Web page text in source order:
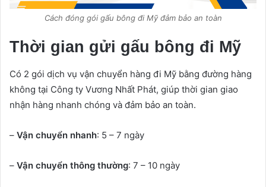
Cách đóng gói gấu bông đi Mỹ đảm bảo an toàn
Thời gian gửi gấu bông đi Mỹ
Có 2 gói dịch vụ vận chuyển hàng đi Mỹ bằng đường hàng
không tại Công ty Vương Nhất Phát, giúp thời gian giao
nhận hàng nhanh chóng và đảm bảo an toàn.
– Vận chuyển nhanh: 5 – 7 ngày
– Vận chuyển thông thường: 7 – 10 ngày